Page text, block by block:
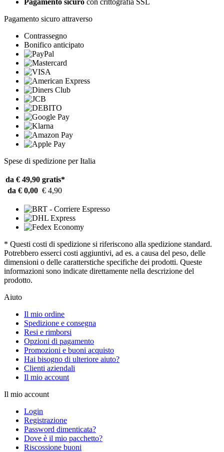
Pagamento sicuro attraverso
Contrassegno
Bonifico anticipato
Spese di spedizione per Italia
da € 49,90 gratis*
da € 0,00 € 4,90
* Questi costi di spedizione si riferiscono alla spedizione standard.
Potrebbero esserci costi aggiuntivi, ad es. a causa del peso, delle
dimensioni o delle caratterstiche specifiche dei prodotti. Queste
informazioni sono indicate direttamente nella descrizione del
prodotto.
Aiuto
Il mio ordine
Spedizione e consegna
Resi e rimborsi
Opzioni di pagamento
Promozioni e buoni acquisto
Hai bisogno di ulteriore aiuto?
Clienti aziendali
Il mio account
Il mio account
Login
Registrazione
Password dimenticata?
Dove è il mio pacchetto?
Riscossione buoni